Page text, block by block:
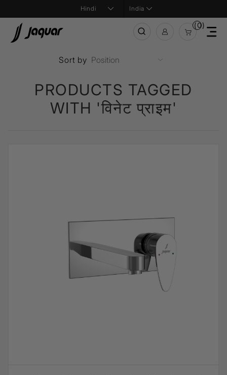
India
(0)
PRODUCTS TAGGED
WITH 'विनेट प्राइम'
Sort by